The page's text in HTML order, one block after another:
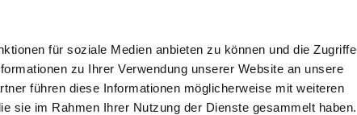
für soziale Medien anbieten zu können und die Zugriffe
zu Ihrer Verwendung unserer Website an unsere
führen diese Informationen möglicherweise mit weiteren
sie im Rahmen Ihrer Nutzung der Dienste gesammelt haben.